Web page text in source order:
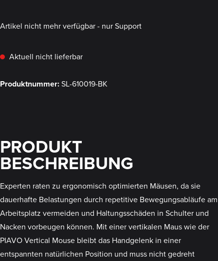
Artikel nicht mehr verfügbar - nur Support
Aktuell nicht lieferbar
Produktnummer:SL-610019-BK
PRODUKT
BESCHREIBUNG
Experten raten zu ergonomisch optimierten Mäusen, da sie
dauerhafte Belastungen durch repetitive Bewegungsabläufe am
Arbeitsplatz vermeiden und Haltungsschäden in Schulter und
Nacken vorbeugen können. Mit einer vertikalen Maus wie der
PIAVO Vertical Mouse bleibt das Handgelenk in einer
entspannten natürlichen Position und muss nicht gedreht